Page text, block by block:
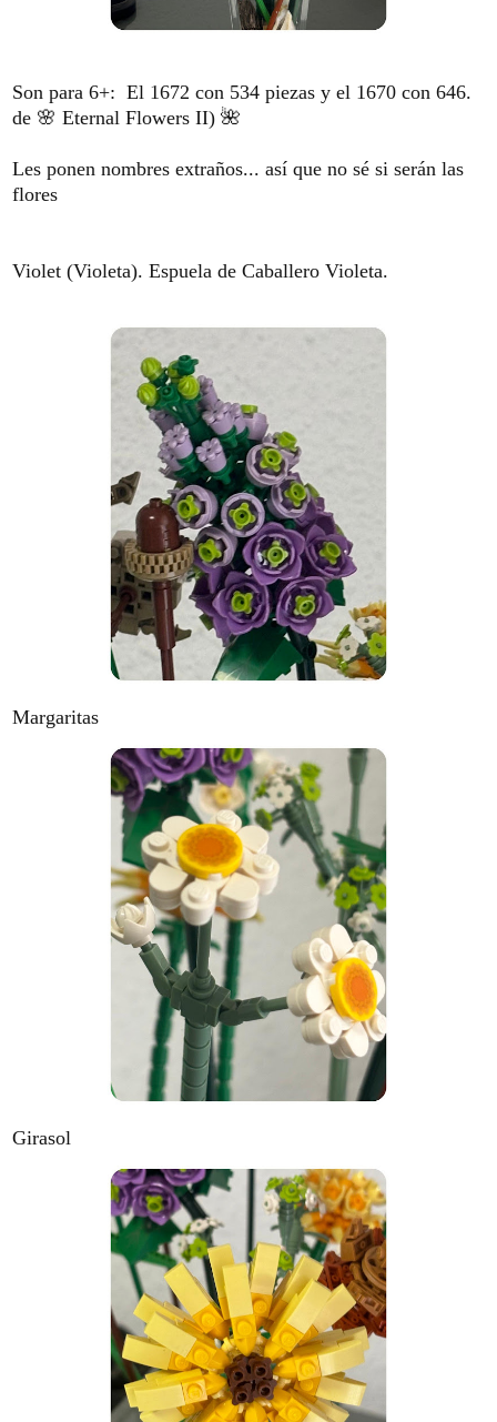
Son para 6+: El 1672 con 534 piezas y el 1670 con 646.
de 🌸 Eternal Flowers II) 🌺
Les ponen nombres extraños... así que no sé si serán las
flores
Violet (Violeta). Espuela de Caballero Violeta.
Margaritas
Girasol